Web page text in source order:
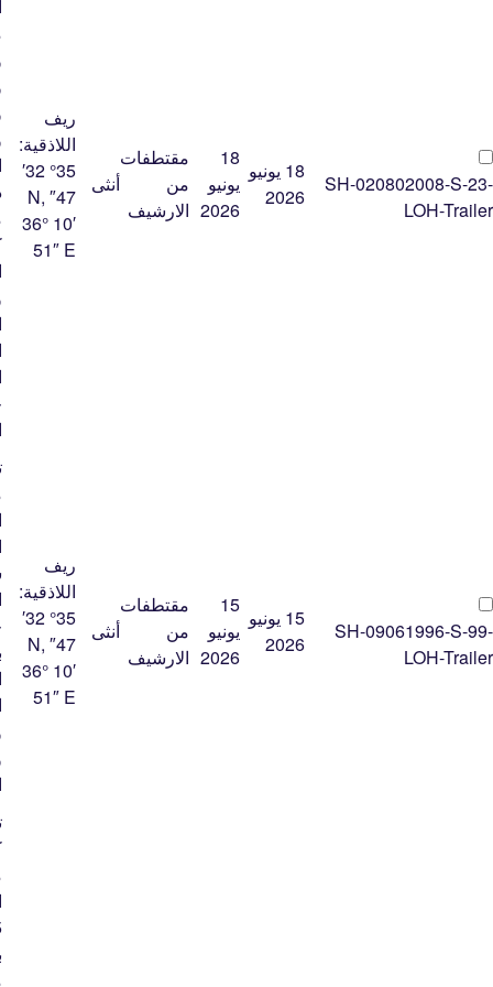
SH-020802008-S-23-
LOH-Trailer
18 يونيو
2026
18
يونيو
2026
مقتطفات
من
الارشيف
أنثى
ريف
اللاذقية:
35° 32′
47″ N,
36° 10′
51″ E
SH-09061996-S-99-
LOH-Trailer
15 يونيو
2026
15
يونيو
2026
مقتطفات
من
الارشيف
أنثى
ريف
اللاذقية:
35° 32′
47″ N,
36° 10′
51″ E